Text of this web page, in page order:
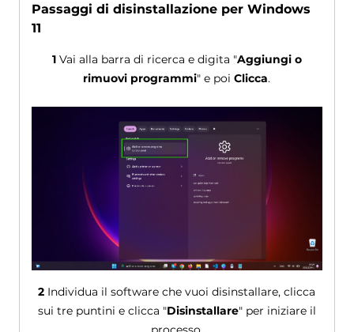
Passaggi di disinstallazione per Windows
11
1Vai alla barra di ricerca e digita "Aggiungi o
rimuovi programmi" e poiClicca.
2 Individua il software che vuoi disinstallare, clicca
sui tre puntini e clicca "Disinstallare" per iniziare il